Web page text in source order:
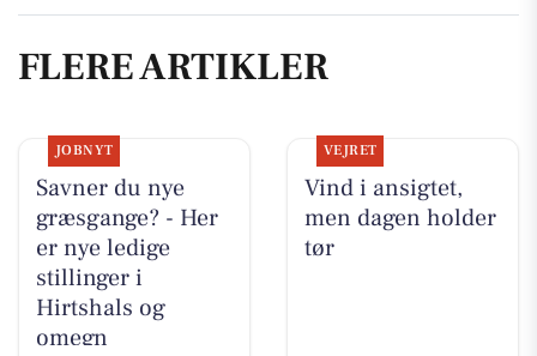
FLERE ARTIKLER
JOBNYT
Savner du nye
græsgange? - Her
er nye ledige
stillinger i
Hirtshals og
omegn
VEJRET
Vind i ansigtet,
men dagen holder
tør